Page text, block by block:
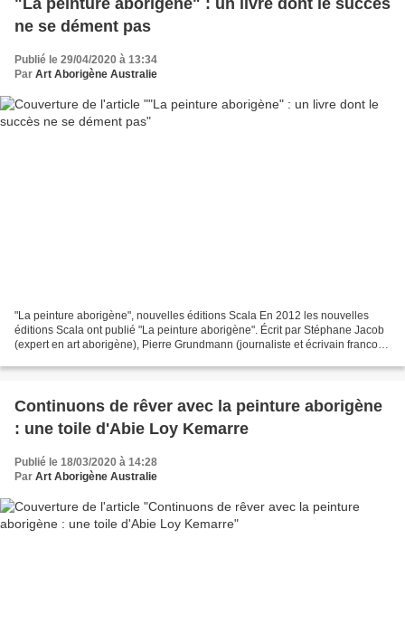
ne se dément pas
Publié le 29/04/2020 à 13:34
Par Art Aborigène Australie
"La peinture aborigène", nouvelles éditions Scala En 2012 les nouvelles
éditions Scala ont publié "La peinture aborigène". Écrit par Stéphane Jacob
(expert en art aborigène), Pierre Grundmann (journaliste et écrivain franco-
Continuons de rêver avec la peinture aborigène
: une toile d'Abie Loy Kemarre
Publié le 18/03/2020 à 14:28
Par Art Aborigène Australie